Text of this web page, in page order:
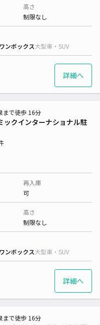
高さ
制限なし
ワンボックス大型車・SUV
詳細へ
ックインターナショナル駐
まで徒歩 16分
再入庫
可
高さ
制限なし
ワンボックス大型車・SUV
詳細へ
まで徒歩 16分